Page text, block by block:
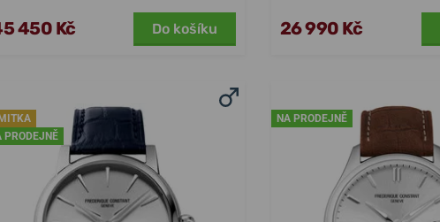
450 Kč Do košíku 26 990 Kč
PRODEJNĚ
NA PRODEJNĚ